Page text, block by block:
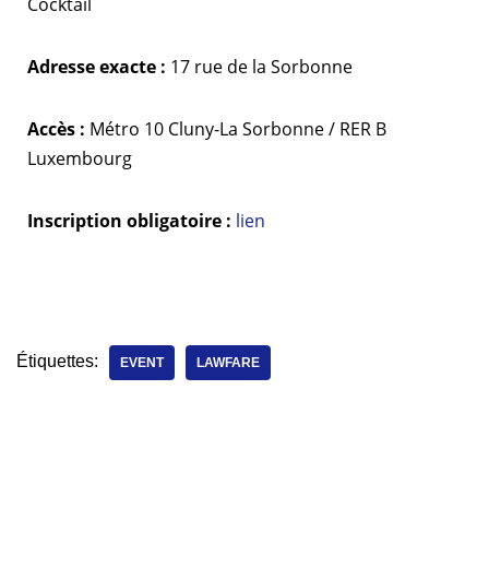
Adresse exacte : 17 rue de la Sorbonne
Accès : Métro 10 Cluny-La Sorbonne / RER B
Luxembourg
Inscription obligatoire : lien
Étiquettes: EVENT LAWFARE